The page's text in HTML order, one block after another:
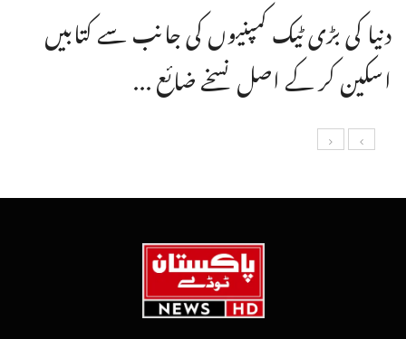
دنیا کی بڑی ٹیک کمپنیوں کی جانب سے کتابیں
اسکین کر کے اصل نسخے ضائع ...